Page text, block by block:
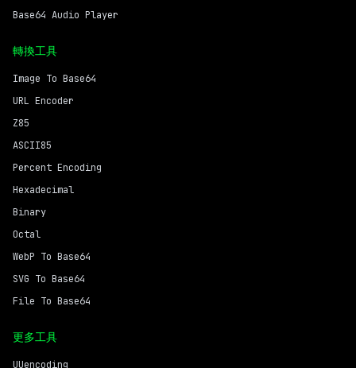
Base64 Audio Player
轉換工具
Image To Base64
URL Encoder
Z85
ASCII85
Percent Encoding
Hexadecimal
Binary
Octal
WebP To Base64
SVG To Base64
File To Base64
更多工具
UUencoding